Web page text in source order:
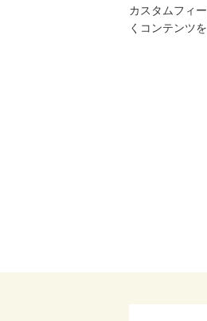
カスタムフィ
くコンテンツ